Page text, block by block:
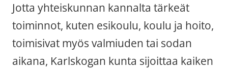
Jotta yhteiskunnan kannalta tärkeät
toiminnot, kuten esikoulu, koulu ja hoito,
toimisivat myös valmiuden tai sodan
aikana, Karlskogan kunta sijoittaa kaiken